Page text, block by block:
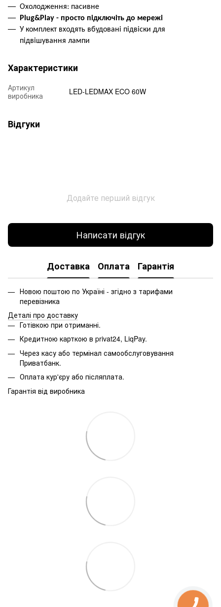
Охолодження: пасивне
Plug&Play - просто підключіть до мережі
У комплект входять вбудовані підвіски для
підвішування лампи
Характеристики
Артикул
виробника
LED-LEDMAX ECO 60W
Відгуки
Додайте перший відгук
Написати відгук
Доставка Оплата Гарантія
Новою поштою по Україні - згідно з тарифами
перевізника
Деталі про доставку
Готівкою при отриманні.
Кредитною карткою в privat24, LiqPay.
Через касу або термінал самообслуговування
Приватбанк.
Оплата кур'єру або післяплата.
Гарантія від виробника